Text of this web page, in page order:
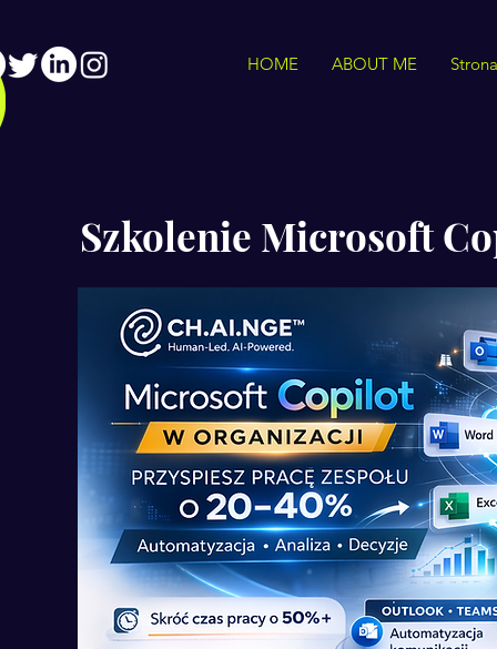
HOME ABOUT ME
Szkolenie Microsoft